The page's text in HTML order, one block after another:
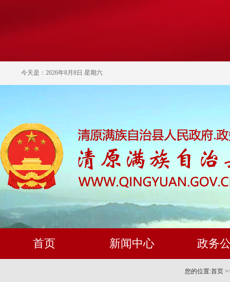
今天是：2026年8月8日 星期六
首页 新闻中心 政务
您的位置:首页